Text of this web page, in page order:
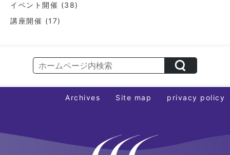
イベント開催 (38)
講座開催 (17)
Archives Site map privacy policy